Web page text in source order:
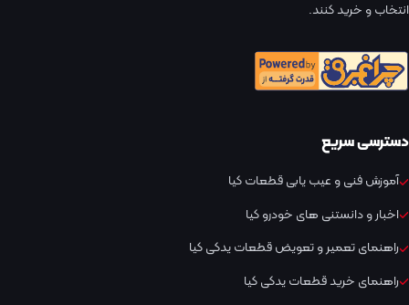
انتخاب و خرید کنند.
دسترسی سریع
آموزش فنی و عیب یابی قطعات کیا
اخبار و دانستنی های خودرو کیا
راهنمای تعمیر و تعویض قطعات یدکی کیا
راهنمای خرید قطعات یدکی کیا